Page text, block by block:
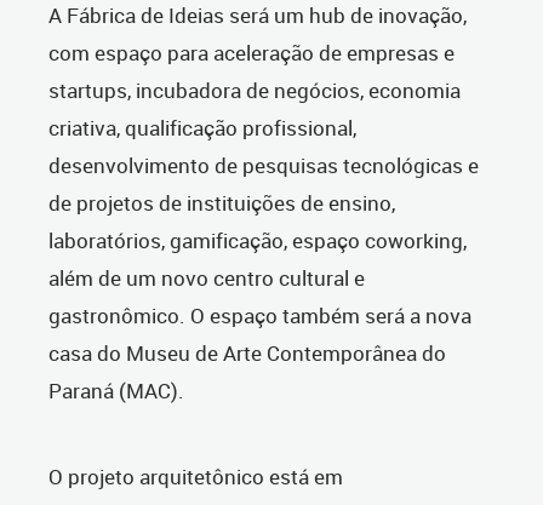
A Fábrica de Ideias será um hub de inovação,
com espaço para aceleração de empresas e
startups, incubadora de negócios, economia
criativa, qualificação profissional,
desenvolvimento de pesquisas tecnológicas e
de projetos de instituições de ensino,
laboratórios, gamificação, espaço coworking,
além de um novo centro cultural e
gastronômico. O espaço também será a nova
casa do Museu de Arte Contemporânea do
Paraná (MAC).
O projeto arquitetônico está em